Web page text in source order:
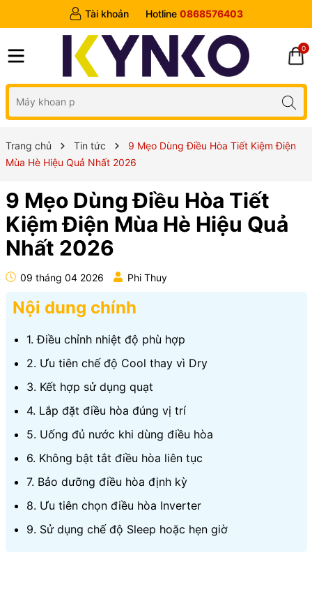
Tài khoản Hotline 0868576403
0
Trang chủ Tin tức
9 Mẹo Dùng Điều Hòa Tiết Kiệm Điện
Mùa Hè Hiệu Quả Nhất 2026
9 Mẹo Dùng Điều Hòa Tiết
Kiệm Điện Mùa Hè Hiệu Quả
Nhất 2026
09 tháng 04 2026 Phi Thuy
Nội dung chính
1. Điều chỉnh nhiệt độ phù hợp
2. Ưu tiên chế độ Cool thay vì Dry
3. Kết hợp sử dụng quạt
4. Lắp đặt điều hòa đúng vị trí
5. Uống đủ nước khi dùng điều hòa
6. Không bật tắt điều hòa liên tục
7. Bảo dưỡng điều hòa định kỳ
8. Ưu tiên chọn điều hòa Inverter
9. Sử dụng chế độ Sleep hoặc hẹn giờ